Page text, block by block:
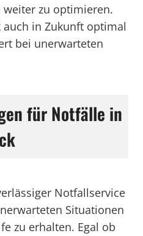
weiter zu optimieren.
in Zukunft optimal
bei unerwarteten
für Notfälle in
Notfallservice
Situationen
zu erhalten. Egal ob